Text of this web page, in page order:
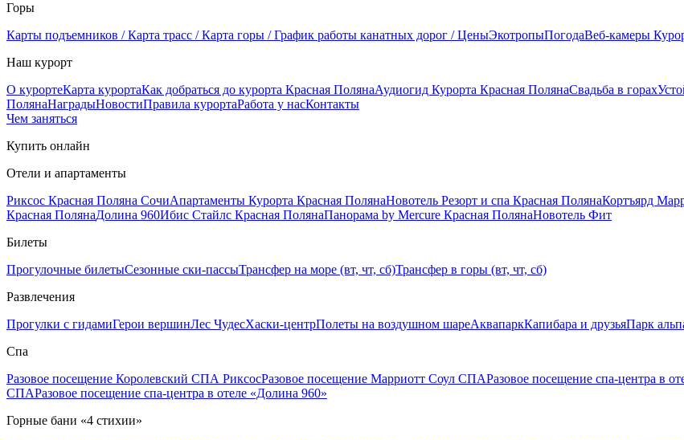
Горы
Карты подъемников / Карта трасс / Карта горы / График работы канатных дорог / ЦеныЭкотропыПогодаВеб-камеры
Наш курорт
О курортеКарта курортаКак добраться до курорта Красная ПолянаАудиогид Курорта Красная ПолянаСвадьба в горах
ПолянаНаградыНовостиПравила курортаРабота у насКонтакты
Чем заняться
Купить онлайн
Отели и апартаменты
Риксос Красная Поляна СочиАпартаменты Курорта Красная ПолянаНовотель Резорт и спа Красная ПолянаКортъярд
Красная ПолянаДолина 960Ибис Стайлс Красная ПолянаПанорама by Mercure Красная ПолянаНовотель Фит
Билеты
Прогулочные билетыСезонные ски-пассыТрансфер на море (вт, чт, сб)Трансфер в горы (вт, чт, сб)
Развлечения
Прогулки с гидамиГерои вершинЛес ЧудесХаски-центрПолеты на воздушном шареАквапаркКапибара и друзьяПарк
Спа
Разовое посещение Королевский СПА РиксосРазовое посещение Марриотт Соул СПАРазовое посещение спа-центра в
СПАРазовое посещение спа-центра в отеле «Долина 960»
Горные бани «4 стихии»